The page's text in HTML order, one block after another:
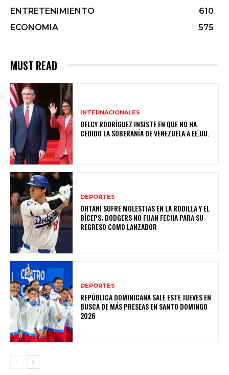
ENTRETENIMIENTO
610
ECONOMIA
575
MUST READ
INTERNACIONALES
DELCY RODRÍGUEZ INSISTE EN QUE NO HA
CEDIDO LA SOBERANÍA DE VENEZUELA A EE.UU.
DEPORTES
OHTANI SUFRE MOLESTIAS EN LA RODILLA Y EL
BÍCEPS; DODGERS NO FIJAN FECHA PARA SU
REGRESO COMO LANZADOR
DEPORTES
REPÚBLICA DOMINICANA SALE ESTE JUEVES EN
BUSCA DE MÁS PRESEAS EN SANTO DOMINGO
2026